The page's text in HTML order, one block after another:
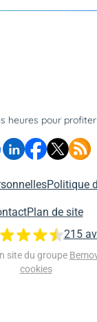
Politique
Plan de site
site du groupe
cookies
215